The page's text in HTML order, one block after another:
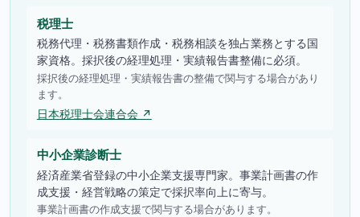
税理士
税務代理・税務書類作成・税務相談を独占業務とする国
家資格。採択後の経理処理・実績報告書整備に必須。
採択後の経理処理・実績報告書の整備で関与する場合があり
ます。
日本税理士会連合会 ↗
中小企業診断士
経済産業省登録の中小企業支援専門家。事業計画書の作
成支援・経営戦略の策定で採択率向上に寄与。
事業計画書の作成支援で関与する場合があります。